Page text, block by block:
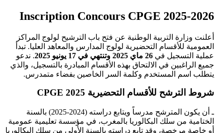
Inscription Concours CPGE 2025-2026
أعلنت وزارة التربية الوطنية عن فتح باب الترشيح لولوج المراكز
العمومية للأقسام التحضيرية لولوج المدارس والمعاهد العليا. تبدأ
عملية التسجيل في 26 ماي 2025 وتنتهي في 17 يونيو 2025
. ندعو
جميع الراغبين في الالتحاق بهذه الأقسام المبادرة بالتسجيل، والذي
يتطلب اسم المستخدم وكلمة السر الخاصين بفضاء متمدرس.
شروط الترشح للأقسام التحضيرية CPGE 2025
ـ أن يكون المترشح مدرساً ويتابع دراسته (2024-2025) بالسنة
الختامية من سلك البكالوريا بالمغرب، في مؤسسة تعليمية عمومية
أو خاصة مرخصة، وقد تابع دراسته بالسنة الأولى من سلك البكالوريا